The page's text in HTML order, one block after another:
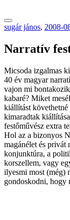
sugár jános, 2008-
Narratív
Micsoda izgalmas
40 év magyar
vajon mi
kabaré? Miket
kiállítást
kimaradtak
festőművész extra
Hol az a bizonyos
magánélet és
konjunktúra, a
korszellem, vagy
ilyesmi most (még)
gondoskodni, hogy